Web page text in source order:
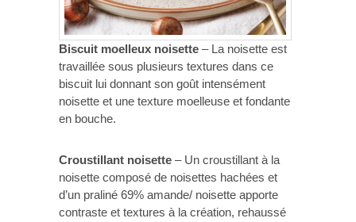
Biscuit moelleux noisette – La noisette est
travaillée sous plusieurs textures dans ce
biscuit lui donnant son goût intensément
noisette et une texture moelleuse et fondante
en bouche.
Croustillant noisette – Un croustillant à la
noisette composé de noisettes hachées et
d’un praliné 69% amande/ noisette apporte
contraste et textures à la création, rehaussé